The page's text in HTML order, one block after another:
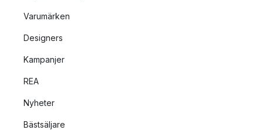
Varumärken
Designers
Kampanjer
REA
Nyheter
Bästsäljare